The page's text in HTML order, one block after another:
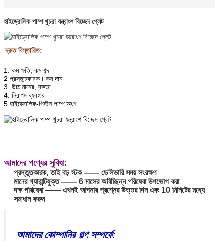
হাইড্রোলিক পাম্প খুচরা যন্ত্রাংশ বিচ্ছেদ প্লেট
দ্রুত বিস্তারিত:
1. কম ক্ষতি, কম শব্দ
2 প্রস্তুতকারক। কম দাম
3. উচ্চ মানের, দক্ষতা
4. নিরাপদ ব্যবহার
5.হাইড্রোলিক-পিস্টন পাম্প অংশ
আমাদের পণ্যের সুবিধা:
প্রস্তুতকারক, তাই বড় স্টক —— ডেলিভারি সময় সংরক্ষণ
মানের গ্যারান্টিযুক্ত —— 6 মাসের অবিচ্ছিন্ন পরিষেবা উপভোগ করা
দক্ষ পরিষেবা —— এখনই আপনার প্রশ্নের উত্তর দিন এবং 10 মিনিটের মধ্যে
সমাধান করুন
আমাদের কোম্পানির গল্প সম্পর্কে: